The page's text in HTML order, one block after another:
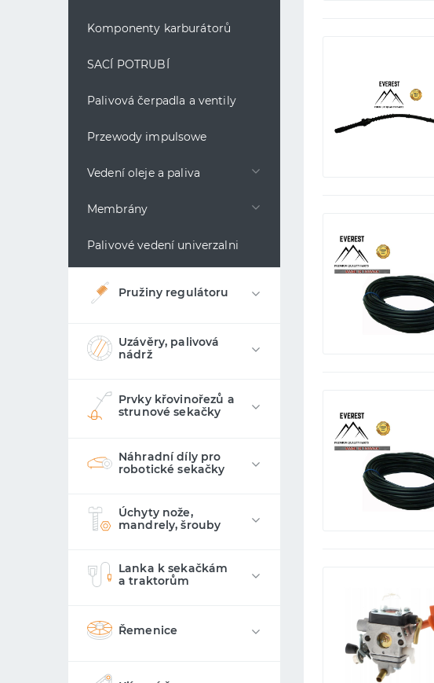
Komponenty karburátorů
SACÍ POTRUBÍ
Palivová čerpadla a ventily
Przewody impulsowe
Vedení oleje a paliva
Membrány
Palivové vedení univerzalni
Pružiny regulátoru
Uzávěry, palivová
nádrž
Prvky křovinořezů a
strunové sekačky
Náhradní díly pro
robotické sekačky
Úchyty nože,
mandrely, šrouby
Lanka k sekačkám
a traktorům
Řemenice